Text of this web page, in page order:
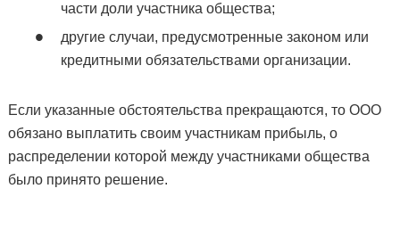
части доли участника общества;
другие случаи, предусмотренные законом или
кредитными обязательствами организации.
Если указанные обстоятельства прекращаются, то ООО
обязано выплатить своим участникам прибыль, о
распределении которой между участниками общества
было принято решение.